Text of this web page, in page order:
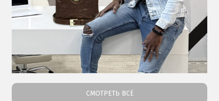
СМОТРЕТЬ ВСЁ